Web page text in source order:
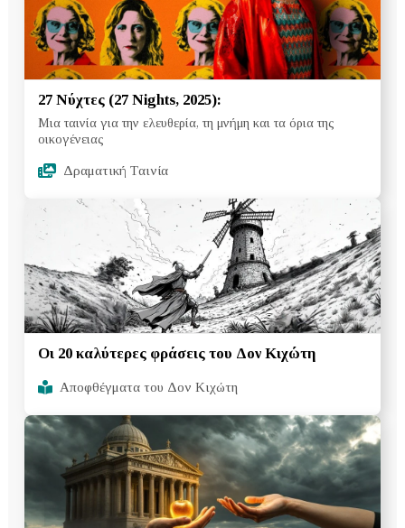
27 Νύχτες (27 Nights, 2025):
Μια ταινία για την ελευθερία, τη μνήμη και τα όρια της
οικογένειας
Δραματική Tαινία
Οι 20 καλύτερες φράσεις του Δον Κιχώτη
Αποφθέγματα του Δον Κιχώτη